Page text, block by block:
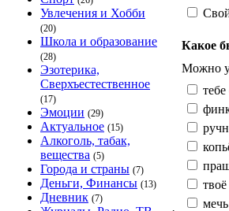
Увлечения и Хобби
(20)
Школа и образование
(28)
Эзотерика,
Сверхъестественное
(17)
Эмоции (29)
Актуальное (15)
Алкоголь, табак,
вещества (5)
Города и страны (7)
Деньги, Финансы (13)
Дневник (7)
Какое
Можно
мечь